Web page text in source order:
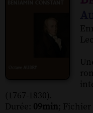
(1767-1830).
Durée: 09min; Fichier